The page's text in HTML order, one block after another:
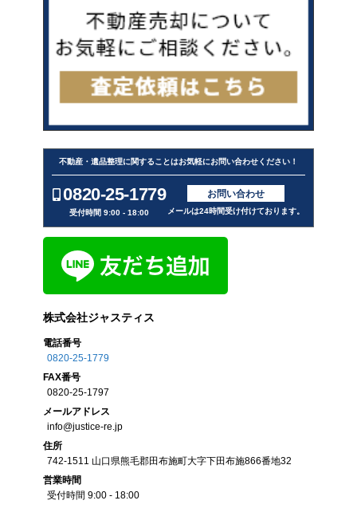
不動産・遺品整理に関することはお気軽にお問い合わせください！
0820-25-1779
受付時間 9:00 - 18:00
お問い合わせ
メールは24時間受け付けております。
株式会社ジャスティス
電話番号
0820-25-1779
FAX番号
0820-25-1797
メールアドレス
info@justice-re.jp
住所
742-1511 山口県熊毛郡田布施町大字下田布施866番地32
営業時間
受付時間 9:00 - 18:00